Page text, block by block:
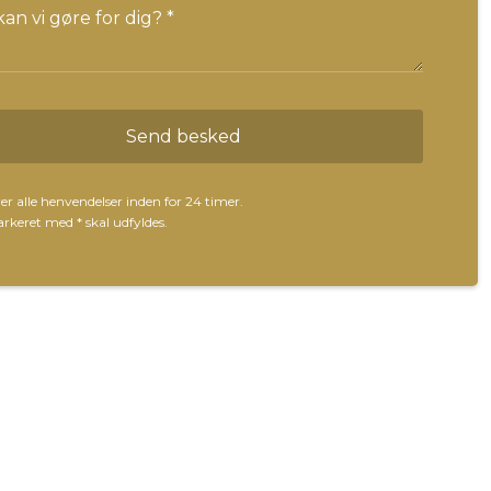
alle henvendelser inden for 24 timer.
med* skal udfyldes.​